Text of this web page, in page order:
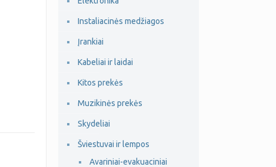
Instaliacinės medžiagos
Įrankiai
Kabeliai ir laidai
Kitos prekės
Muzikinės prekės
Skydeliai
Šviestuvai ir lempos
Avariniai-evakuaciniai